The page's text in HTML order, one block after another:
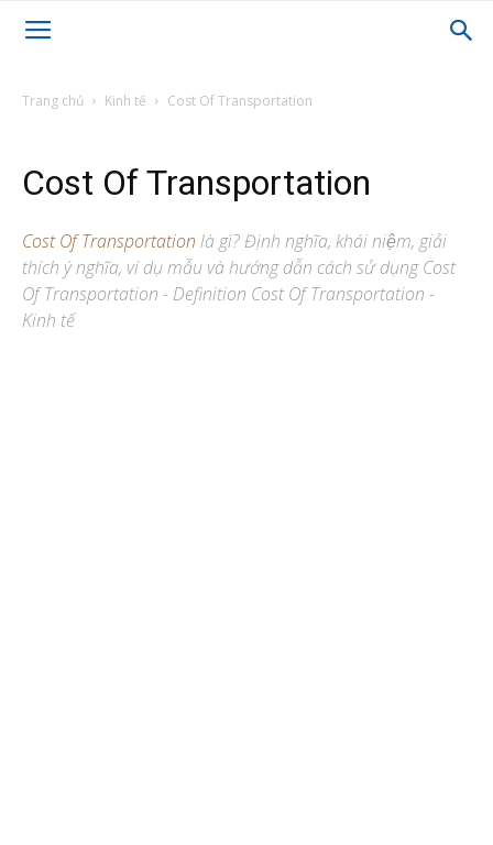
Trang chủ Kinh tế Cost Of Transportation
Cost Of Transportation
Cost Of Transportation là gì? Định nghĩa, khái niệm, giải
thích ý nghĩa, ví dụ mẫu và hướng dẫn cách sử dụng Cost
Of Transportation - Definition Cost Of Transportation -
Kinh tế